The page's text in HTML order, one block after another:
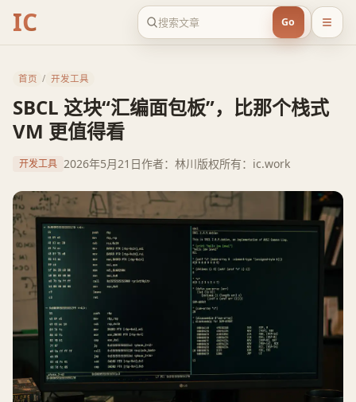
IC Go
首页 / 开发工具
SBCL 这块“汇编面包板”，比那个栈式
VM 更值得看
开发工具 2026年5月21日作者：林川版权所有：ic.work